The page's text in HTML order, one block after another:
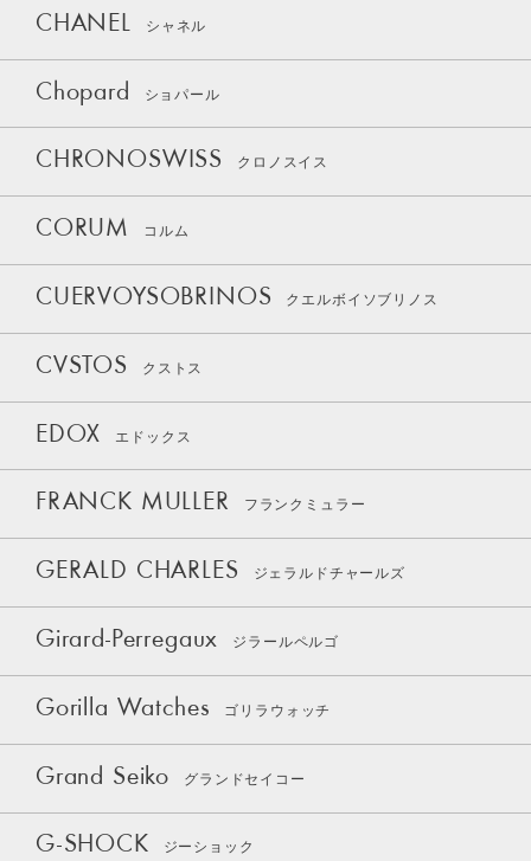
CHANEL シャネル
Chopard ショパール
CHRONOSWISS クロノスイス
CORUM コルム
CUERVOYSOBRINOS クエルボイソブリノス
CVSTOS クストス
EDOX エドックス
FRANCK MULLER フランクミュラー
GERALD CHARLES ジェラルドチャールズ
Girard-Perregaux ジラールペルゴ
Gorilla Watches ゴリラウォッチ
Grand Seiko グランドセイコー
G-SHOCK ジーショック